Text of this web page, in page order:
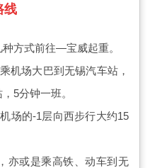
线
方式前往—宝威起重。
机场大巴到无锡汽车站，
5分钟一班。
场的-1层向西步行大约15
亦或是乘高铁、动车到无